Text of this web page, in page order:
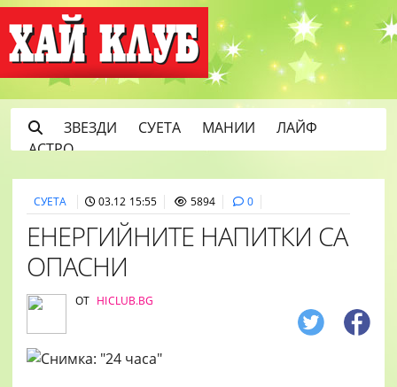
ЗВЕЗДИ СУЕТА МАНИИ
ЛАЙФ
АСТРО
СУЕТА 03.12 15:55 5894 0
ЕНЕРГИЙНИТЕ НАПИТКИ СА
ОПАСНИ
ОТ HICLUB.BG